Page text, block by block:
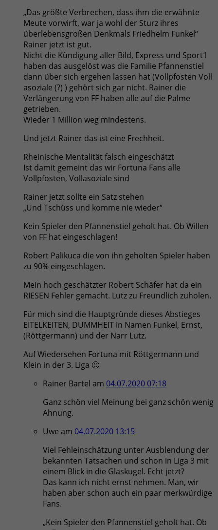
„Das größte Verbrechen, dass ihm die erwähnte
Meute vorwirft, war ja wohl der Sturz ihres
überlebensgroßen Denkmals Friedhelm Funkel“
Rainer jetzt ist gut.
Nicht die Kündigung aller Bild, Express und Sport1
haben das ausgelöst was die Familie Pfannenstiel
dann über sich ergehen lassen hat (Vollpfosten Voll
asoziale (?) ) gehört sich gar nicht. Rainer die
Verlängerung von FF haben alle auf die Palme
getrieben.
Wieder 1 Million weg mindestens.
Und jetzt Rainer das ist eine Frechheit.
Rheinische Mentalität falsch eingeschätzt
Ist damit gemeint das wir Fortuna Fans alle
Vollpfosten, Vollasoziale sind
Rainer jetzt sollte ein Satz stehen
„Und Tschüss und komme nie wieder“
Kein Spieler den Pfannenstiel geholt hat. Ob Willen
von FF hat eingeschlagen!
Robert Palikuca die von ihn geholten Spieler haben
zu 90% eingeschlagen.
Mein hoch geschätzter Robert Schäfer hat da ein
RIESEN Fehler gemacht. Lutz zu Freundlich zuholen.
Für mich sind die Hauptgründe dieses Abstieges
EITELKEITEN, DUMMHEIT in Namen Funkel, Ernst,
(Röttgermann) und der Narr Lutz.
Auf Wiedersehen Fortuna mit Röttgermann und
Klein in der 3. Liga 🙁
Rainer Bartel am 04.07.2020 07:18
Ganz schön viel Meinung bei ganz schön wenig
Ahnung.
Uwe am 04.07.2020 13:15
Viel Fehleinschätzung unter Ausblendung der
bekannten Tatsachen und schon in Liga 3 mit
einem Blick in die Glaskugel. Echt jetzt?
Das kann ich nicht ernst nehmen. Man, wir
haben aber schon auch ein paar merkwürdige
Fans.
„Kein Spieler den Pfannenstiel geholt hat. Ob